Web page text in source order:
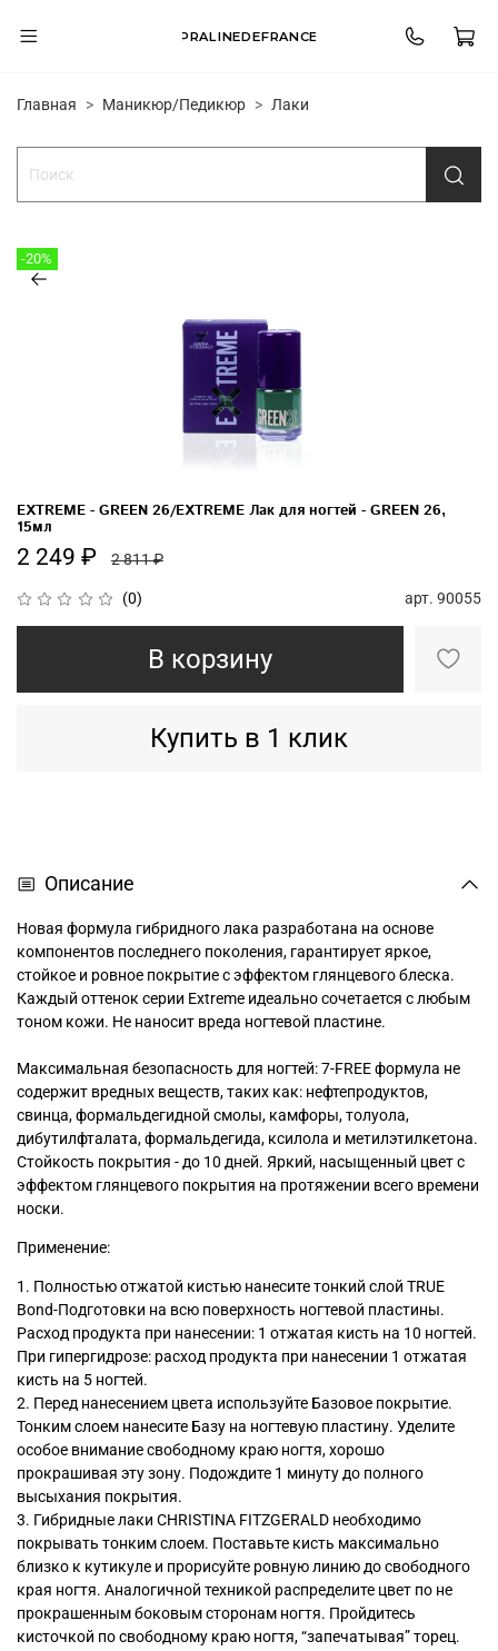
PRALINEDEFRANCE
Главная Маникюр/Педикюр Лаки
-20%
(0) арт. 90055
EXTREME - GREEN 26/EXTREME Лак для ногтей - GREEN 26,
15мл
2 249 ₽ 2 811 ₽
В корзину
Купить в 1 клик
Описание
Новая формула гибридного лака разработана на основе
компонентов последнего поколения, гарантирует яркое,
стойкое и ровное покрытие с эффектом глянцевого блеска.
Каждый оттенок серии Extreme идеально сочетается с любым
тоном кожи. Не наносит вреда ногтевой пластине.
Максимальная безопасность для ногтей: 7-FREE формула не
содержит вредных веществ, таких как: нефтепродуктов,
свинца, формальдегидной смолы, камфоры, толуола,
дибутилфталата, формальдегида, ксилола и метилэтилкетона.
Стойкость покрытия - до 10 дней. Яркий, насыщенный цвет с
эффектом глянцевого покрытия на протяжении всего времени
носки.
Применение:
1. Полностью отжатой кистью нанесите тонкий слой TRUE
Bond-Подготовки на всю поверхность ногтевой пластины.
Расход продукта при нанесении: 1 отжатая кисть на 10 ногтей.
При гипергидрозе: расход продукта при нанесении 1 отжатая
кисть на 5 ногтей.
2. Перед нанесением цвета используйте Базовое покрытие.
Тонким слоем нанесите Базу на ногтевую пластину. Уделите
особое внимание свободному краю ногтя, хорошо
прокрашивая эту зону. Подождите 1 минуту до полного
высыхания покрытия.
3. Гибридные лаки CHRISTINA FITZGERALD необходимо
покрывать тонким слоем. Поставьте кисть максимально
близко к кутикуле и прорисуйте ровную линию до свободного
края ногтя. Аналогичной техникой распределите цвет по не
прокрашенным боковым сторонам ногтя. Пройдитесь
кисточкой по свободному краю ногтя, “запечатывая” торец.